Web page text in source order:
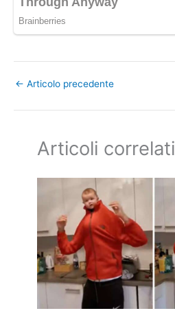
← Articolo precedente
Articoli correlati